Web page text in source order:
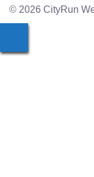
© 2026 CityRun